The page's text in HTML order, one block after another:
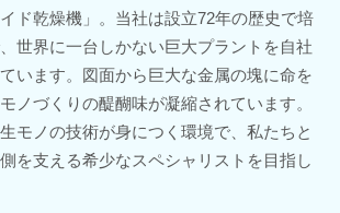
ド乾燥機」。当社は設立72年の歴史で培
世界に一台しかない巨大プラントを自社
います。図面から巨大な金属の塊に命を
ノづくりの醍醐味が凝縮されています。
モノの技術が身につく環境で、私たちと
を支える希少なスペシャリストを目指し